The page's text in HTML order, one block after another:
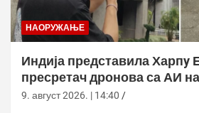
НАОРУЖАЊЕ
Индија представила Харпy
пресретач дронова са АИ
9. август 2026. | 14:40